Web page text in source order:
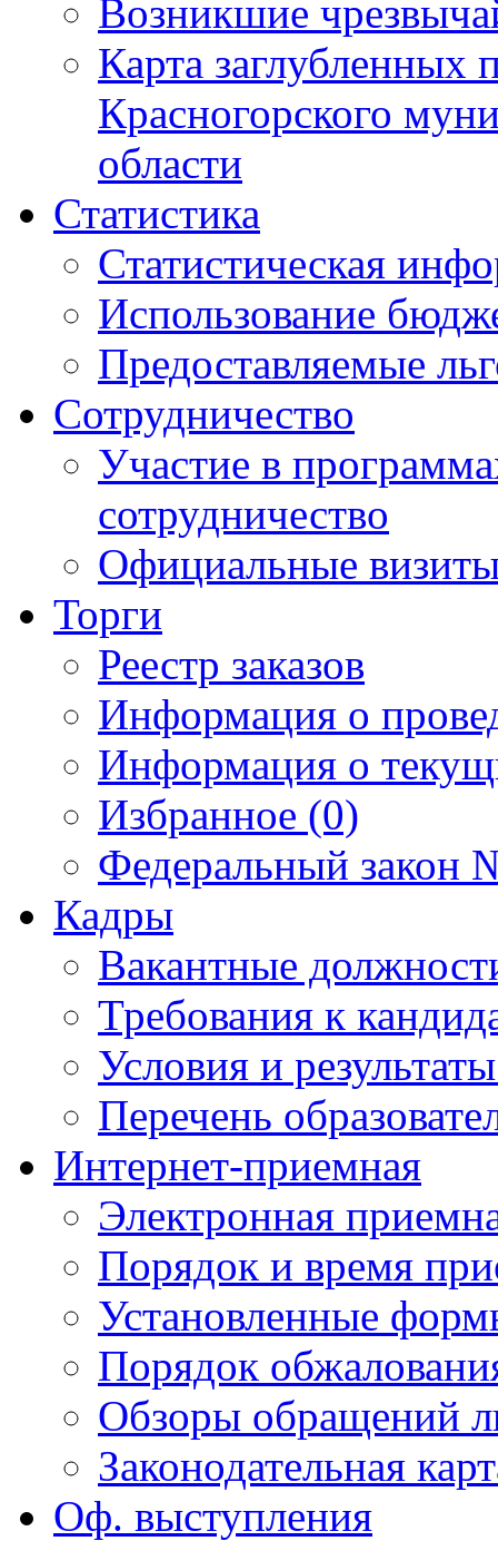
Возникшие
Карта
Красногорского
области
Статистика
Статистическая
Использование
Предоставляемые
Сотрудничество
Участие в
сотрудничество
Официальные
Торги
Реестр заказов
Информация о
Информация о
Избранное (0)
Федеральный закон
Кадры
Вакантные
Требования к
Условия и
Перечень
Интернет-приемная
Электронная
Порядок и время
Установленные
Порядок
Обзоры обращений
Законодательная
Оф. выступления